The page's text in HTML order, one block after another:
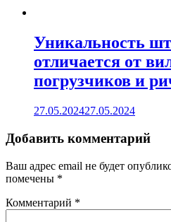
Уникальность
отличается от
погрузчиков и
27.05.202427.05.2024
Добавить комментарий
Ваш адрес email не будет
помечены *
Комментарий *